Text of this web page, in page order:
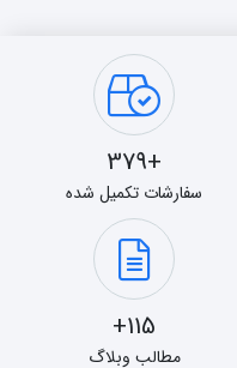
+379
سفارشات تکمیل شده
115+
مطالب وبلاگ